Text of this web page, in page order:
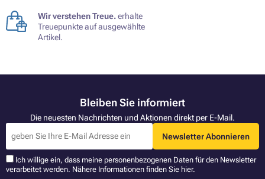
Wir verstehen Treue.erhalte
Treuepunkte auf ausgewählte
Artikel.
Bleiben Sie informiert
Die neuesten Nachrichten und Aktionen direkt per E-Mail.
Newsletter Abonnieren
Ich willige ein, dass meine personenbezogenen Daten für den Newsletter
verarbeitet werden. Nähere Informationen finden Sie hier.